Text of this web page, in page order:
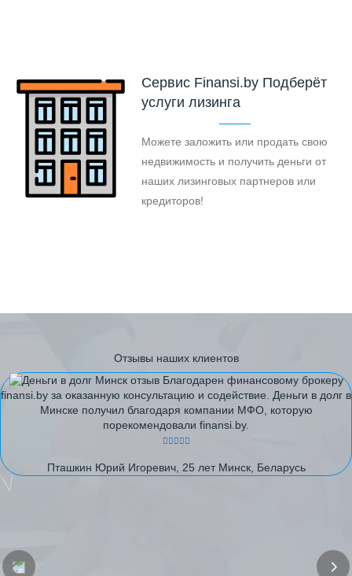
Cервис Finansi.by Подберёт
услуги лизинга
Можете заложить или продать свою
недвижимость и получить деньги от
наших лизинговых партнеров или
кредиторов!
Отзывы наших клиентов
Благодарен финансовому брокеру
finansi.by за оказанную консультацию и содействие. Деньги в долг в
Минске получил благодаря компании МФО, которую
порекомендовали finansi.by.
Пташкин Юрий Игоревич, 25 лет Минск, Беларусь